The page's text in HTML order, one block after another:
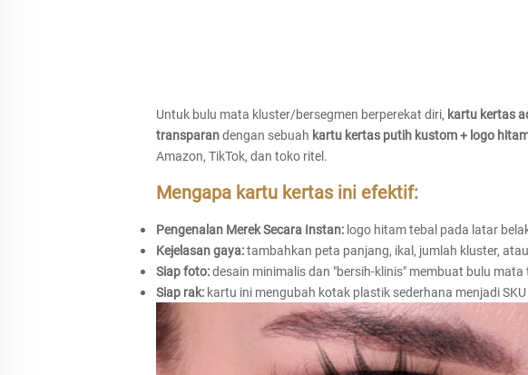
Untuk bulu mata kluster/bersegmen berperekat diri, kartu kertas
transparandengan sebuah kartu kertas putih kustom + logo
Amazon, TikTok, dan toko ritel.
Mengapa kartu kertas ini efektif:
Pengenalan Merek Secara Instan: logo hitam tebal pada latar
Kejelasan gaya:tambahkan peta panjang, ikal, jumlah kluster,
Siap foto:desain minimalis dan "bersih-klinis" membuat bulu
Siap rak: kartu ini mengubah kotak plastik sederhana menjadi